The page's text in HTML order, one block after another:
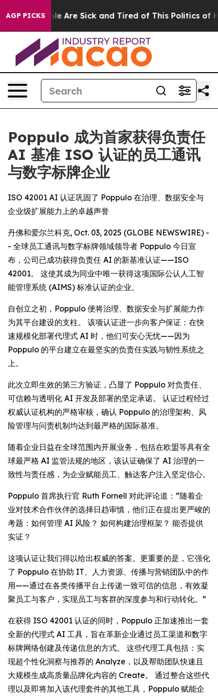
AGP PICKS
“People Are Sick and Tired of This Politics of
Poppulo 成为首家获得负责任
AI 基准 ISO 认证的员工通讯
与数字标牌企业
ISO 42001 AI 认证巩固了 Poppulo 在治理、数据安全与
企业级扩展能力上的卓越声誉
丹佛和爱尔兰科克, Oct. 03, 2025 (GLOBE NEWSWIRE) -
- 全球员工通讯与数字标牌领域领导者 Poppulo 今日宣
布，公司已成功获得负责任 AI 的新基准认证——ISO
42001。 这使其成为同业中唯一获得这项国际公认人工智
能管理系统 (AIMS) 标准认证的企业。
自创立之初，Poppulo 便将治理、数据安全与扩展能力作
为其平台建设的支柱。 该项认证进一步向客户保证：在快
速规模化部署代理式 AI 时，他们可安心无忧——因为
Poppulo 的平台建立在最坚实的负责任实践与韧性系统之
上。
此次立即生效的第三方验证，凸显了 Poppulo 对负责任、
可信赖与透明化 AI 开发及部署的坚定承诺。 认证过程经过
权威认证机构的严格审核，确认 Poppulo 的治理架构、风
险管理与问责机制均达到最严格的国际基准。
随着企业日益在全球范围内开展业务，包括在欧盟等具有全
球最严格 AI 监管法规的地区，该认证确保了 AI 治理的一
致性与责任感，为企业赋能员工、触达客户注入坚定信心。
Poppulo 首席执行官 Ruth Fornell 对此评论道：“随着企
业对技术合作伙伴的选择日趋审慎，他们正在提出更严峻的
考题：如何管理 AI 风险？ 如何构建治理框架？ 能否提供
实证？
这项认证让我们得以给出权威的答案。更重要的是，它强化
了 Poppulo 在协助 IT、人力资源、传播与营销团队中的作
用——通过在各类传播平台上传递一致可信的信息，有效凝
聚员工与客户，实现员工与客群的深度参与和行动转化。”
在获得 ISO 42001 认证的同时，Poppulo 正加速推出一套
全新的代理式 AI 工具，旨在革新企业通过员工渠道和数字
标牌网络创建及传递信息的方式。 这些代理工具包括：实
现超个性化洞察与推荐的 Analyze ，以及帮助团队快速且
大规模生成高质量品牌化内容的 Create。 通过整合这些代
理以及即将加入该代理套件的其他工具，Poppulo 赋能企